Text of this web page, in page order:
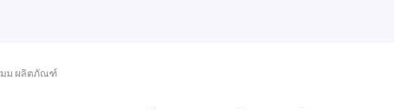
มม ผลิตภัณฑ์